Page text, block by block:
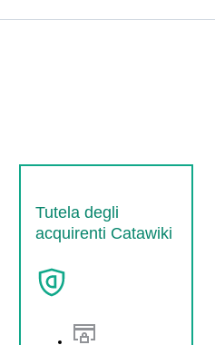
Tutela degli
acquirenti Catawiki